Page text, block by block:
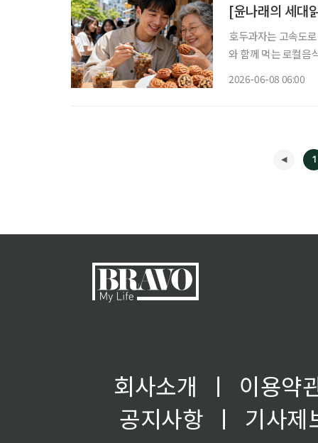
[윤나래의 세대
호두과자는 고속도
와 함께 먹는 로컬음
2026-06-08 06:00
1
회사소개 ㅣ
이용약
공지사항
ㅣ
기사제